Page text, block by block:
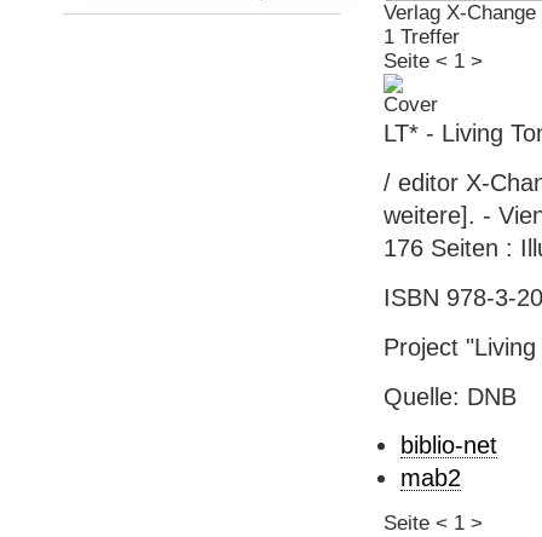
Verlag X-
1 Treffer
Seite < 1 >
LT* - Living
/ editor X-
weitere]. -
176 Seiten :
ISBN 978-3-
Project
Quelle: DNB
biblio-net
mab2
Seite < 1 >